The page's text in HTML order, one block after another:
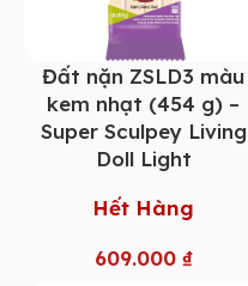
Đất nặn ZSLD3 màu
kem nhạt (454 g) –
Super Sculpey Living
Doll Light
Hết Hàng
609.000 ₫